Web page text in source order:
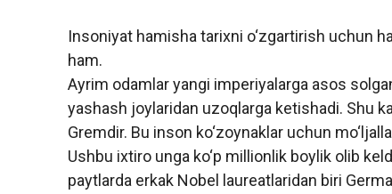
Insoniyat hamisha tarixni o‘zgartirish uchun
ham.
Ayrim odamlar yangi imperiyalarga asos
yashash joylaridan uzoqlarga ketishadi. Shu
Gremdir. Bu inson ko‘zoynaklar uchun
Ushbu ixtiro unga ko‘p millionlik boylik olib
paytlarda erkak Nobel laureatlaridan biri